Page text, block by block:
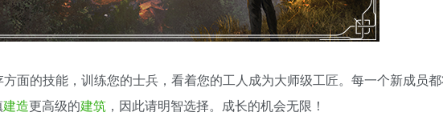
面的技能，训练您的士兵，看着您的工人成为大师级工匠。每一个新成员
建造更高级的建筑 ，因此请明智选择。成长的机会无限！